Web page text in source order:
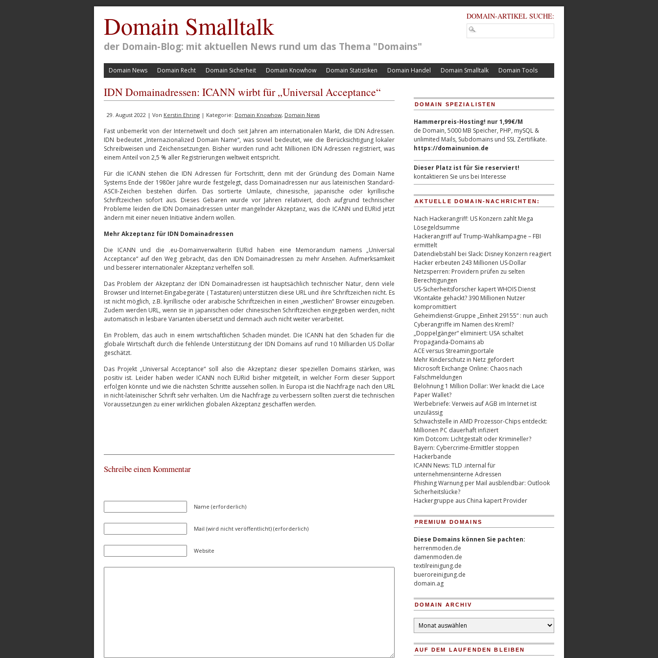
Domain Smalltalk
der Domain-Blog: mit aktuellen News rund um das Thema "Domains"
DOMAIN-ARTIKEL SUCHE:
Domain News Domain Recht Domain Sicherheit Domain Knowhow Domain Statistiken Domain Handel Domain Smalltalk Domain Tools
IDN Domainadressen: ICANN wirbt für „Universal Acceptance“
29. August 2022 | Von Kerstin Ehring | Kategorie: Domain Knowhow, Domain News
Fast unbemerkt von der Internetwelt und doch seit Jahren am internationalen Markt, die IDN Adressen.
IDN bedeutet „Internazionalized Domain Name“, was soviel bedeutet, wie die Berücksichtigung lokaler
Schreibweisen und Zeichensetzungen. Bisher wurden rund acht Millionen IDN Adressen registriert, was
einem Anteil von 2,5 % aller Registrierungen weltweit entspricht.
Für die ICANN stehen die IDN Adressen für Fortschritt, denn mit der Gründung des Domain Name
Systems Ende der 1980er Jahre wurde festgelegt, dass Domainadressen nur aus lateinischen Standard-
ASCII-Zeichen bestehen dürfen. Das sortierte Umlaute, chinesische, japanische oder kyrillische
Schriftzeichen sofort aus. Dieses Gebaren wurde vor Jahren relativiert, doch aufgrund technischer
Probleme leiden die IDN Domainadressen unter mangelnder Akzeptanz, was die ICANN und EURid jetzt
ändern mit einer neuen Initiative ändern wollen.
Mehr Akzeptanz für IDN Domainadressen
Die ICANN und die .eu-Domainverwalterin EURid haben eine Memorandum namens „Universal
Acceptance“ auf den Weg gebracht, das den IDN Domainadressen zu mehr Ansehen. Aufmerksamkeit
und besserer internationaler Akzeptanz verhelfen soll.
Das Problem der Akzeptanz der IDN Domainadressen ist hauptsächlich technischer Natur, denn viele
Browser und Internet-Eingabegeräte ( Tastaturen) unterstützen diese URL und ihre Schriftzeichen nicht. Es
ist nicht möglich, z.B. kyrillische oder arabische Schriftzeichen in einen „westlichen“ Browser einzugeben.
Zudem werden URL, wenn sie in japanischen oder chinesischen Schriftzeichen eingegeben werden, nicht
automatisch in lesbare Varianten übersetzt und demnach auch nicht weiter verarbeitet.
Ein Problem, das auch in einem wirtschaftlichen Schaden mündet. Die ICANN hat den Schaden für die
globale Wirtschaft durch die fehlende Unterstützung der IDN Domains auf rund 10 Milliarden US Dollar
geschätzt.
Das Projekt „Universal Acceptance“ soll also die Akzeptanz dieser speziellen Domains stärken, was
positiv ist. Leider haben weder ICANN noch EURid bisher mitgeteilt, in welcher Form dieser Support
erfolgen könnte und wie die nächsten Schritte aussehen sollen. In Europa ist die Nachfrage nach den URL
in nicht-lateinischer Schrift sehr verhalten. Um die Nachfrage zu verbessern sollten zuerst die technischen
Voraussetzungen zu einer wirklichen globalen Akzeptanz geschaffen werden.
Schreibe einen Kommentar
Name (erforderlich)
Mail (wird nicht veröffentlicht) (erforderlich)
Website
DOMAIN SPEZIALISTEN
Hammerpreis-Hosting! nur 1,99€/M
de Domain, 5000 MB Speicher, PHP, mySQL &
unlimited Mails, Subdomains und SSL Zertifikate.
https://domainunion.de
Dieser Platz ist für Sie reserviert!
kontaktieren Sie uns bei Interesse
AKTUELLE DOMAIN-NACHRICHTEN:
Nach Hackerangriff: US Konzern zahlt Mega
Lösegeldsumme
Hackerangriff auf Trump-Wahlkampagne – FBI
ermittelt
Datendiebstahl bei Slack: Disney Konzern reagiert
Hacker erbeuten 243 Millionen US-Dollar
Netzsperren: Providern prüfen zu selten
Berechtigungen
US-Sicherheitsforscher kapert WHOIS Dienst
VKontakte gehackt? 390 Millionen Nutzer
kompromittiert
Geheimdienst-Gruppe „Einheit 29155“ : nun auch
Cyberangriffe im Namen des Kreml?
„Doppelgänger“ eliminiert: USA schaltet
Propaganda-Domains ab
ACE versus Streamingportale
Mehr Kinderschutz in Netz gefordert
Microsoft Exchange Online: Chaos nach
Falschmeldungen
Belohnung 1 Million Dollar: Wer knackt die Lace
Paper Wallet?
Werbebriefe: Verweis auf AGB im Internet ist
unzulässig
Schwachstelle in AMD Prozessor-Chips entdeckt:
Millionen PC dauerhaft infiziert
Kim Dotcom: Lichtgestalt oder Krimineller?
Bayern: Cybercrime-Ermittler stoppen
Hackerbande
ICANN News: TLD .internal für
unternehmensinterne Adressen
Phishing Warnung per Mail ausblendbar: Outlook
Sicherheitslücke?
Hackergruppe aus China kapert Provider
PREMIUM DOMAINS
Diese Domains können Sie pachten:
herrenmoden.de
damenmoden.de
textilreinigung.de
bueroreinigung.de
domain.ag
DOMAIN ARCHIV
Domain
Archiv
AUF DEM LAUFENDEN BLEIBEN